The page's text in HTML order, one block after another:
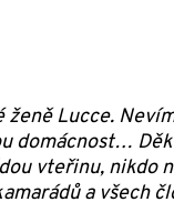
Lucce.
domácnost…
vteřinu, nikdo
a všech